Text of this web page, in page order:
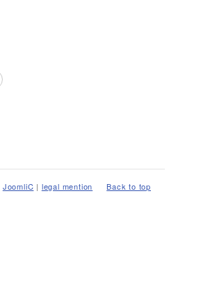
Back to top
JoomliC | legal mention